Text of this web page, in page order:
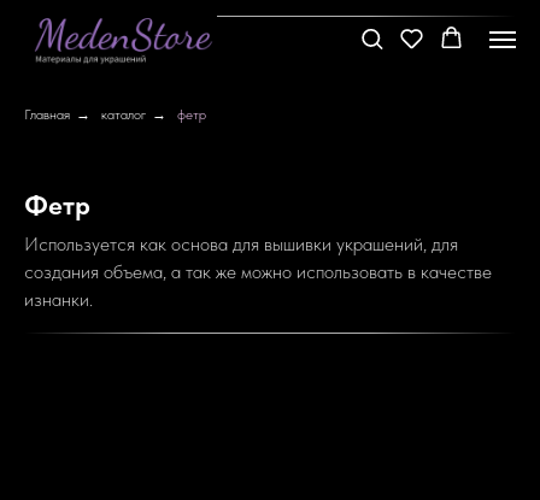
Главная → каталог → фетр
Фетр
Используется как основа для вышивки украшений, для
создания объема, а так же можно использовать в качестве
изнанки.